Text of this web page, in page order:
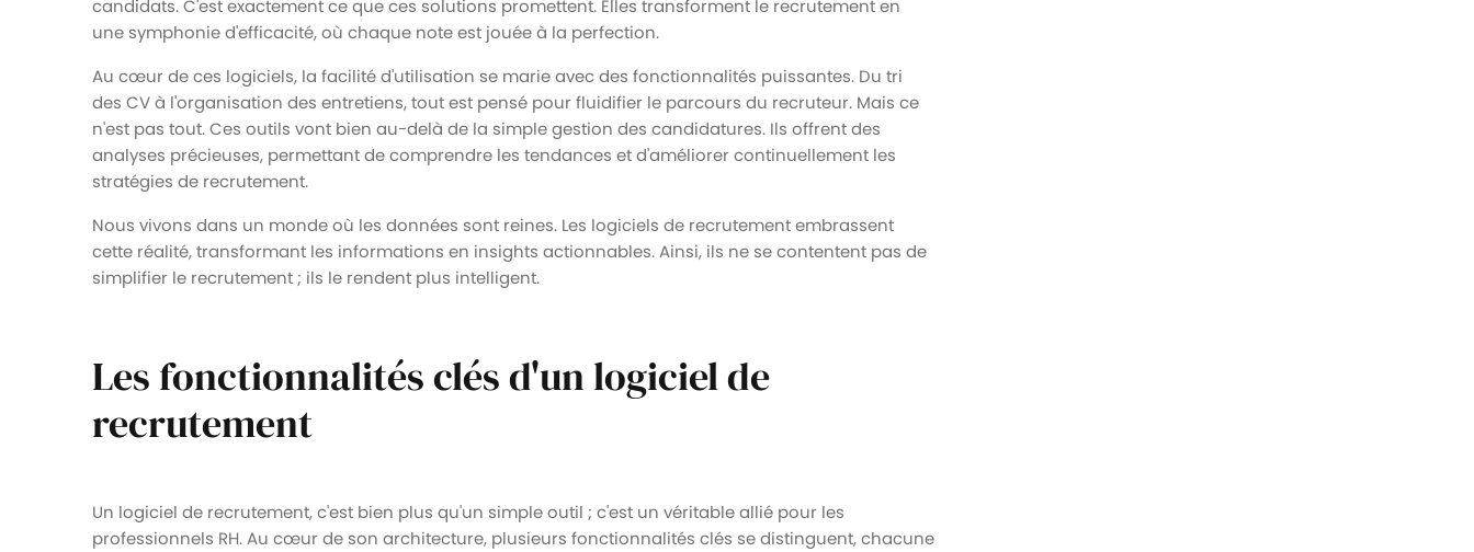
candidats. C'est exactement ce que ces solutions promettent. Elles transforment le recrutement en
une symphonie d'efficacité, où chaque note est jouée à la perfection.
Au cœur de ces logiciels, la facilité d'utilisation se marie avec des fonctionnalités puissantes. Du tri
des CV à l'organisation des entretiens, tout est pensé pour fluidifier le parcours du recruteur. Mais ce
n'est pas tout. Ces outils vont bien au-delà de la simple gestion des candidatures. Ils offrent des
analyses précieuses, permettant de comprendre les tendances et d'améliorer continuellement les
stratégies de recrutement.
Nous vivons dans un monde où les données sont reines. Les logiciels de recrutement embrassent
cette réalité, transformant les informations en insights actionnables. Ainsi, ils ne se contentent pas de
simplifier le recrutement ; ils le rendent plus intelligent.
Les fonctionnalités clés d'un logiciel de
recrutement
Un logiciel de recrutement, c'est bien plus qu'un simple outil ; c'est un véritable allié pour les
professionnels RH. Au cœur de son architecture, plusieurs fonctionnalités clés se distinguent, chacune